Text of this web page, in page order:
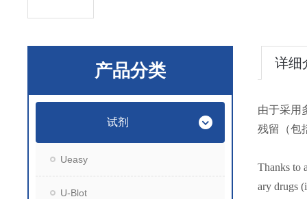
产品分类
试剂
Ueasy
U-Blot
详细
由于采用
残留（包
Thanks to
ary drugs